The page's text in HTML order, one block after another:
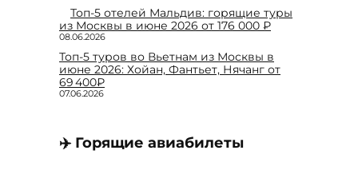
Топ-5 отелей Мальдив: горящие туры
из Москвы в июне 2026 от 176 000 ₽
08.06.2026
Топ-5 туров во Вьетнам из Москвы в
июне 2026: Хойан, Фантьет, Нячанг от
69 400₽
07.06.2026
✈️ Горящие авиабилеты